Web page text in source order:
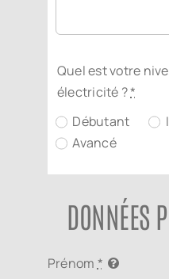
Quel est votre
électricité ?*
Débutant
Avancé
DONNÉES
Prénom *